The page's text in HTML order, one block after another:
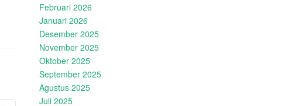
Februari 2026
Januari 2026
Desember 2025
November 2025
Oktober 2025
September 2025
Agustus 2025
Juli 2025